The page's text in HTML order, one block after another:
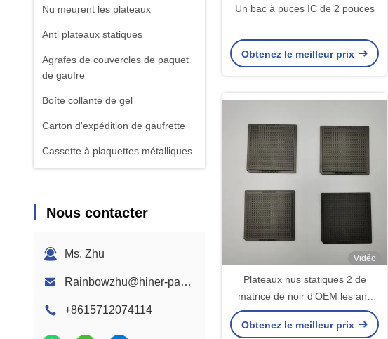
Nu meurent les plateaux
Anti plateaux statiques
Agrafes de couvercles de paquet
de gaufre
Boîte collante de gel
Carton d'expédition de gaufrette
Cassette à plaquettes métalliques
Nous contacter
Ms. Zhu
Rainbowzhu@hiner-pack.com
+8615712074114
Un bac à puces IC de 2 pouces
Obtenez le meilleur prix
Vidéo
Plateaux nus statiques 2 de
matrice de noir d'OEM les anti
avancent la norme petit à petit
non toxique de RoHS
Obtenez le meilleur prix